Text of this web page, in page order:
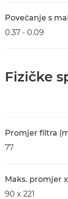
Povećanje s
0.37 - 0.09
Fizičke
Promjer filtra
77
Maks. promjer
90 x 221